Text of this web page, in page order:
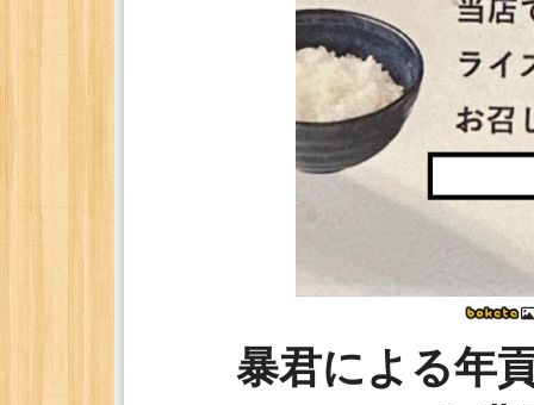
暴君による年